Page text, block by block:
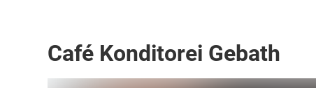
Café Konditorei Gebath